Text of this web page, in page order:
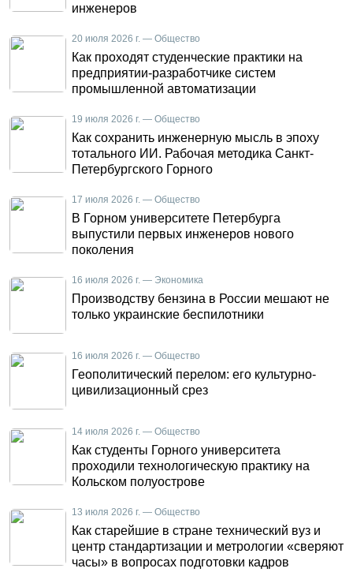
инженеров
20 июля 2026 г. — Общество
Как проходят студенческие практики на
предприятии-разработчике систем
промышленной автоматизации
19 июля 2026 г. — Общество
Как сохранить инженерную мысль в эпоху
тотального ИИ. Рабочая методика Санкт-
Петербургского Горного
17 июля 2026 г. — Общество
В Горном университете Петербурга
выпустили первых инженеров нового
поколения
16 июля 2026 г. — Экономика
Производству бензина в России мешают не
только украинские беспилотники
16 июля 2026 г. — Общество
Геополитический перелом: его культурно-
цивилизационный срез
14 июля 2026 г. — Общество
Как студенты Горного университета
проходили технологическую практику на
Кольском полуострове
13 июля 2026 г. — Общество
Как старейшие в стране технический вуз и
центр стандартизации и метрологии «сверяют
часы» в вопросах подготовки кадров